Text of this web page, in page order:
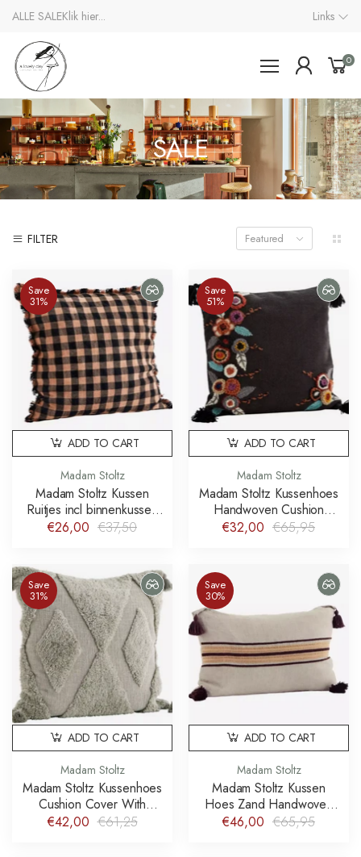
ALLE SALEKlik hier... Links
0
SALE
FILTER Featured
Save
31%
Madam Stoltz
Madam Stoltz Kussen
Ruitjes incl binnenkussen
Checked Cushion Fringes
€26,00 €37,50
ADD TO CART
Save
51%
Madam Stoltz
Madam Stoltz Kussenhoes
Handwoven Cushion
Cover With Embroidery
€32,00 €65,95
ADD TO CART
Save
31%
Madam Stoltz
Madam Stoltz Kussenhoes
Cushion Cover With
Tufting
€42,00 €61,25
ADD TO CART
Save
30%
Madam Stoltz
Madam Stoltz Kussen
Hoes Zand Handwoven
Cushion Cover With
€46,00 €65,95
ADD TO CART